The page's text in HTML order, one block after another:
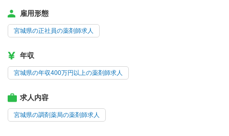
雇用形態
宮城県の正社員の薬剤師求人
年収
宮城県の年収400万円以上の薬剤師求人
求人内容
宮城県の調剤薬局の薬剤師求人